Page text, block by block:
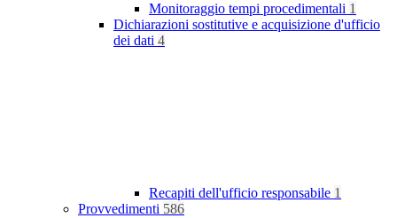
Monitoraggio tempi procedimentali 1
Dichiarazioni sostitutive e acquisizione d'ufficio
dei dati 4
Recapiti dell'ufficio responsabile 1
Provvedimenti 586